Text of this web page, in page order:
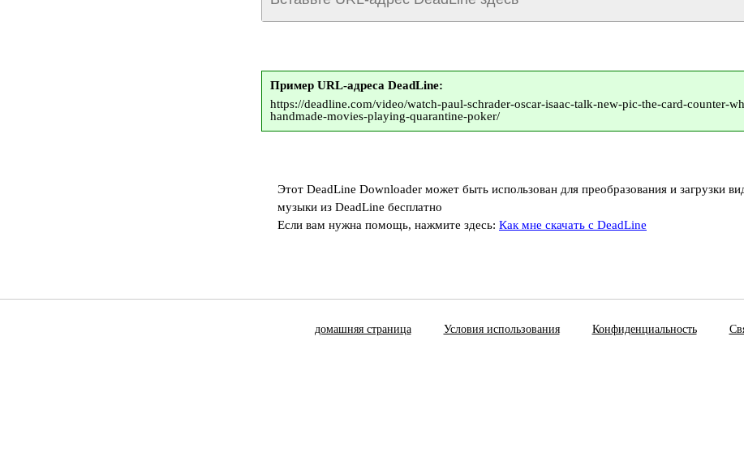
Пример URL-адреса DeadLine:
https://deadline.com/video/watch-paul-schrader-oscar-isaac-talk-new-pic-the-card-counter-
handmade-movies-playing-quarantine-poker/
Этот DeadLine Downloader может быть использован для преобразования и загрузки
музыки из DeadLine бесплатно
Если вам нужна помощь, нажмите здесь: Как мне скачать с DeadLine
домашняя страница Условия использования Конфиденциальность